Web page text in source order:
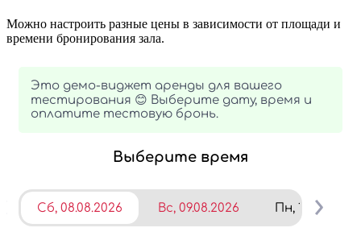
Можно настроить разные цены в зависимости от площади и
времени бронирования зала.